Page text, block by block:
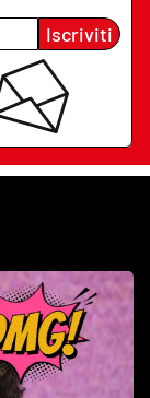
Iscriviti